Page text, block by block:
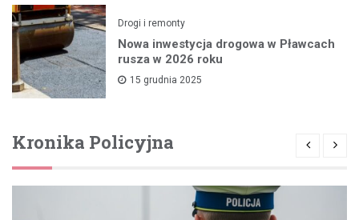
Drogi i remonty
Nowa inwestycja drogowa w Pławcach
rusza w 2026 roku
15 grudnia 2025
Kronika Policyjna